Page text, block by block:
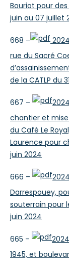
Bouriot pour
juin au 07 juillet
668 –
rue du Sacré
de la CATLP du
667 –
chantier et
du Café Le
Laurence pour
juin 2024
666 –
Darrespouey,
souterrain pour
juin 2024
665 –
1945, et